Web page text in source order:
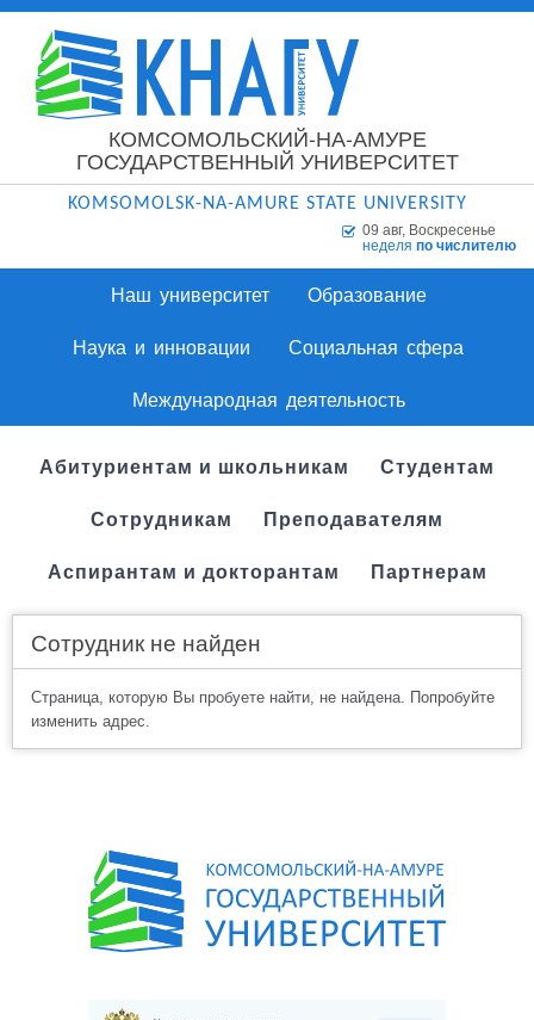
КОМСОМОЛЬСКИЙ-НА-АМУРЕ
ГОСУДАРСТВЕННЫЙ УНИВЕРСИТЕТ
KOMSOMOLSK-NA-AMURE STATE UNIVERSITY
09 авг, Воскресенье
неделя по числителю
Наш университет
Образование
Наука и инновации
Социальная сфера
Международная деятельность
Абитуриентам и школьникам Студентам
Сотрудникам Преподавателям
Аспирантам и докторантам Партнерам
Сотрудник не найден
Страница, которую Вы пробуете найти, не найдена. Попробуйте
изменить адрес.